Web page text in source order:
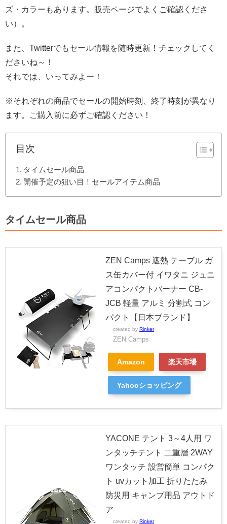
ズ・カラーもあります。販売ページでよくご確認くださ
い）。
また、Twitterでもセール情報を随時更新！チェックしてく
ださいね～！
それでは、いってみよー！
※それぞれの商品でセールの開始時刻、終了時刻が異なり
ます。ご購入前に必ずご確認ください！
目次
タイムセール商品
開催予定の狙い目！セールアイテム商品
タイムセール商品
ZEN Camps 遮熱 テーブル ガ
ス缶カバー付 イワタニ ジュニ
アコンパクトバーナー CB-
JCB 軽量 アルミ 分割式 コン
パクト【日本ブランド】
created by Rinker
ZEN Camps
Amazon 楽天市場
Yahooショッピング
YACONE テント 3～4人用 ワ
ンタッチテント 二重層 2WAY
ワンタッチ 設営簡単 コンパク
ト uvカット加工 折りたたみ
防災用 キャンプ用品 アウトド
ア
created by Rinker